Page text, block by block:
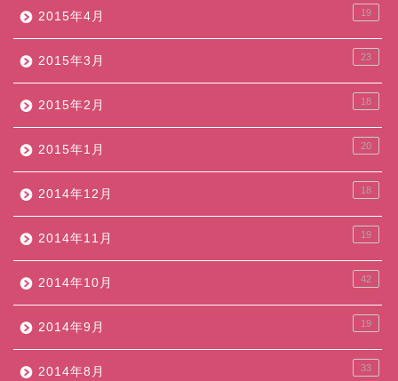
2015年4月 19
2015年3月 23
2015年2月 18
2015年1月 20
2014年12月 18
2014年11月 19
2014年10月 42
2014年9月 19
2014年8月 33